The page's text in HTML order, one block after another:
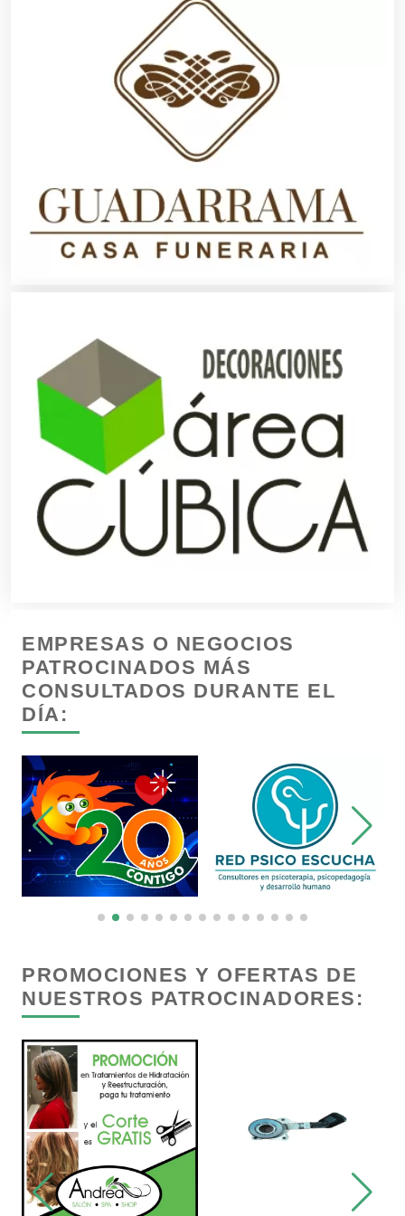
Basculas
Bordados y Estampados
Buceo
Cafeterías
Cajas de Ahorro
Cámaras de Comercio
Cancelería de Aluminio
Carnicerías
Carpinterías
Centros Comerciales
Centros de Nutrición
Centros Turísticos
Cerrajerías
Cibercafés
EMPRESAS O NEGOCIOS
PATROCINADOS MÁS
CONSULTADOS DURANTE EL
DÍA:
PROMOCIONES Y OFERTAS DE
NUESTROS PATROCINADORES: